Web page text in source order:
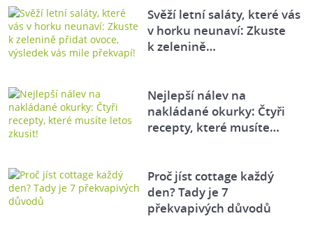
Svěží letní saláty, které vás
v horku neunaví: Zkuste
k zelenině…
Nejlepší nálev na
nakládané okurky: Čtyři
recepty, které musíte…
Proč jíst cottage každý
den? Tady je 7
překvapivých důvodů